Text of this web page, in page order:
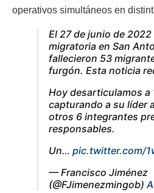
operativos simultáneos en
El 27 de junio de
migratoria en San
fallecieron 53
furgón. Esta noticia
Hoy desarticulamos a
capturando a su líder
otros 6 integrantes
responsables.
Un… pic.twitter.com/
— Francisco Jiménez
(@FJimenezmingob)